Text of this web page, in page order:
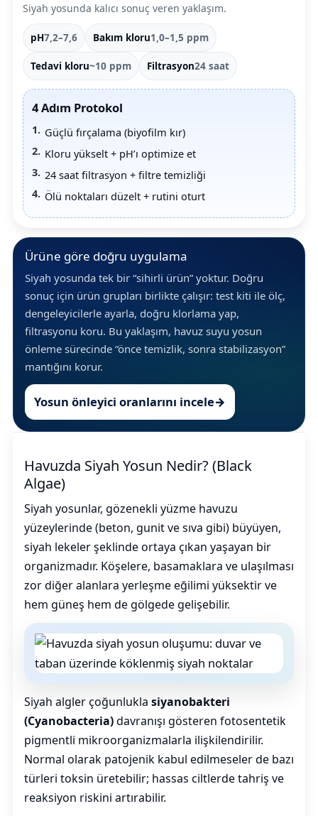
Jakuzi Sauna
Olimpik Havuz
Havuzda Siyah Yosun Nedir? (Black
Algae)
Siyah yosunlar, gözenekli yüzme havuzu
yüzeylerinde (beton, gunit ve sıva gibi) büyüyen,
siyah lekeler şeklinde ortaya çıkan yaşayan bir
organizmadır. Köşelere, basamaklara ve ulaşılması
zor diğer alanlara yerleşme eğilimi yüksektir ve
hem güneş hem de gölgede gelişebilir.
Siyah algler çoğunlukla siyanobakteri
(Cyanobacteria)davranışı gösteren fotosentetik
pigmentli mikroorganizmalarla ilişkilendirilir.
Normal olarak patojenik kabul edilmeseler de bazı
türleri toksin üretebilir; hassas ciltlerde tahriş ve
reaksiyon riskini artırabilir.
Siyah yosunda kalıcı sonuç veren yaklaşım.
pH7,2–7,6 Bakım kloru1,0–1,5 ppm
Tedavi kloru~10 ppm Filtrasyon24 saat
4 Adım Protokol
Güçlü fırçalama (biyofilm kır)
Kloru yükselt + pH’ı optimize et
24 saat filtrasyon + filtre temizliği
Ölü noktaları düzelt + rutini oturt
Ürüne göre doğru uygulama
Siyah yosunda tek bir “sihirli ürün” yoktur. Doğru
sonuç için ürün grupları birlikte çalışır: test kiti ile ölç,
dengeleyicilerle ayarla, doğru klorlama yap,
filtrasyonu koru. Bu yaklaşım, havuz suyu yosun
önleme sürecinde “önce temizlik, sonra stabilizasyon”
mantığını korur.
Yosun önleyici oranlarını incele→